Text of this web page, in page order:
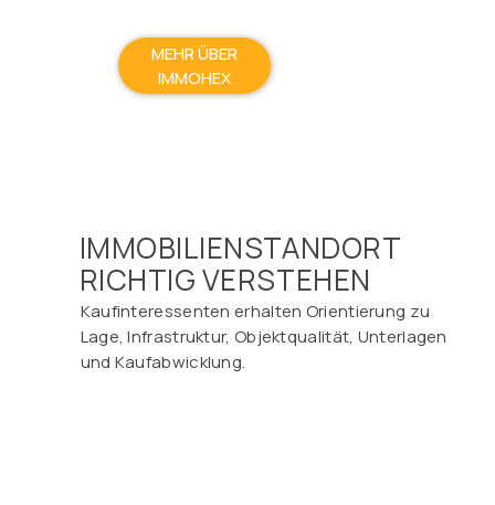
MEHR ÜBER
IMMOHEX
IMMOBILIENSTANDORT
RICHTIG VERSTEHEN
Kaufinteressenten erhalten Orientierung zu
Lage, Infrastruktur, Objektqualität, Unterlagen
und Kaufabwicklung.